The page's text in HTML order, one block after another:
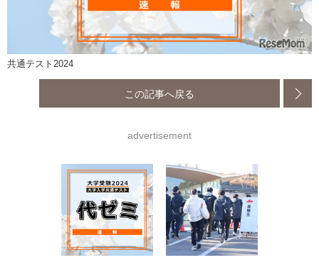
共通テスト2024
この記事へ戻る
advertisement